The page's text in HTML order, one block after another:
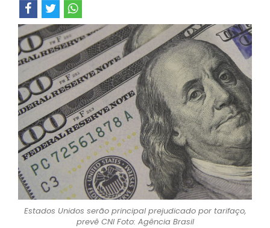
Estados Unidos serão principal prejudicado por tarifaço,
prevê CNI Foto: Agência Brasil